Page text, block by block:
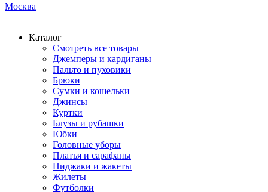
Москва
Каталог
Смотреть все товары
Джемперы и кардиганы
Пальто и пуховики
Брюки
Сумки и кошельки
Джинсы
Куртки
Блузы и рубашки
Юбки
Головные уборы
Платья и сарафаны
Пиджаки и жакеты
Жилеты
Футболки